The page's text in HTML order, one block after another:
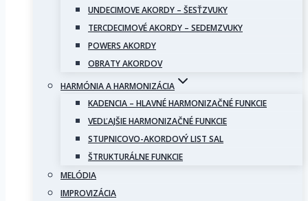
UNDECIMOVE AKORDY – ŠESŤZVUKY
TERCDECIMOVÉ AKORDY – SEDEMZVUKY
POWERS AKORDY
OBRATY AKORDOV
HARMÓNIA A HARMONIZÁCIA
KADENCIA – HLAVNÉ HARMONIZAČNÉ FUNKCIE
VEDĽAJŠIE HARMONIZAČNÉ FUNKCIE
STUPNICOVO-AKORDOVÝ LIST SAL
ŠTRUKTURÁLNE FUNKCIE
MELÓDIA
IMPROVIZÁCIA